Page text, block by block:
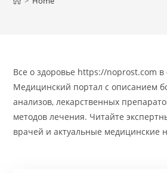
Все о здоровье https://noprost.com в
Медицинский портал с описанием
анализов, лекарственных
методов лечения. Читайте
врачей и актуальные медицинские